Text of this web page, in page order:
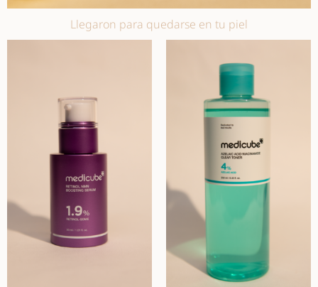
Llegaron para quedarse en tu piel